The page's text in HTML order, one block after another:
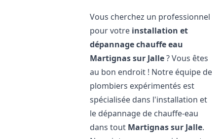
Vous cherchez un professionnel
pour votre installation et
dépannage chauffe eau
Martignas sur Jalle? Vous êtes
au bon endroit ! Notre équipe de
plombiers expérimentés est
spécialisée dans l'installation et
le dépannage de chauffe-eau
dans tout Martignas sur Jalle.